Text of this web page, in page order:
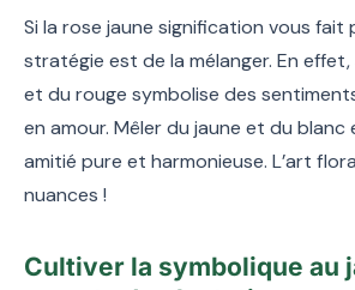
Si la rose jaune signification vous fait
stratégie est de la mélanger. En
et du rouge symbolise des
en amour. Mêler du jaune et du blanc
amitié pure et harmonieuse. L’art
nuances !
Cultiver la symbolique au